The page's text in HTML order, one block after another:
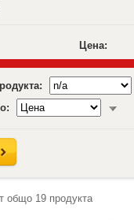
Цена:
общо 19продукта